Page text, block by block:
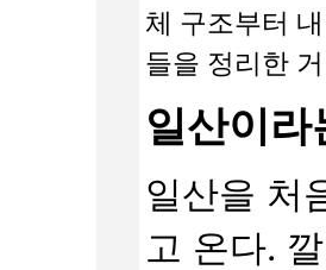
체 구조부터
들을 정리한
일산이라
일산을 처
고 온다.